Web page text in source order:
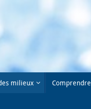
milieux Comprendre